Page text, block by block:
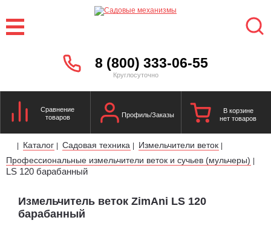
8 (800) 333-06-55
Круглосуточно
Сравнение
товаров
Профиль/Заказы
В корзине
нет товаров
| Каталог | Садовая техника | Измельчители веток |
Профессиональные измельчители веток и сучьев (мульчеры) |
LS 120 барабанный
Измельчитель веток ZimAni LS 120
барабанный